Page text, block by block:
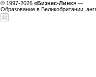
© 1997-2026 «Бизнес-Линк» —
Образование в Великобритании,